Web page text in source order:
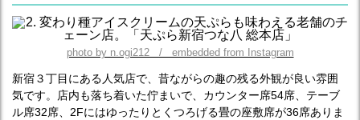
photo by n.ogi212 / embedded from Instagram
新宿３丁目にある人気店で、昔ながらの趣の残る外観が良い雰囲
気です。店内も落ち着いた佇まいで、カウンター席54席、テーブ
ル席32席、2Fにはゆったりとくつろげる畳の座敷席が36席ありま